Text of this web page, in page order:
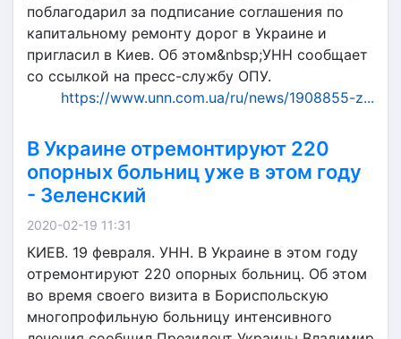
поблагодарил за подписание соглашения по
капитальному ремонту дорог в Украине и
пригласил в Киев. Об этом&nbsp;УНН сообщает
со ссылкой на пресс-службу ОПУ.
https://www.unn.com.ua/ru/news/1908855-z...
В Украине отремонтируют 220
опорных больниц уже в этом году
- Зеленский
2020-02-19 11:31
КИЕВ. 19 февраля. УНН. В Украине в этом году
отремонтируют 220 опорных больниц. Об этом
во время своего визита в Бориспольскую
многопрофильную больницу интенсивного